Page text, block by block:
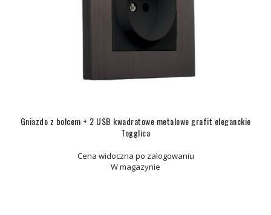
Gniazdo z bolcem + 2 USB kwadratowe metalowe grafit eleganckie
Togglica
Cena widoczna po zalogowaniu
W magazynie